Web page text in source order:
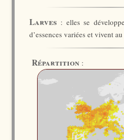
Larves : elles se
d’essences variées et vivent
Répartition :